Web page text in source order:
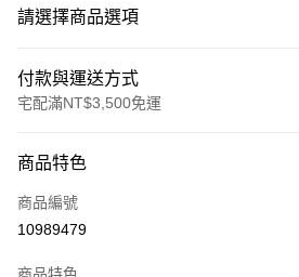
請選擇商品選項
付款與運送方式
宅配滿NT$3,500免運
信用卡一次付款
ATM付款
運送方式
商品特色
商品編號
10989479